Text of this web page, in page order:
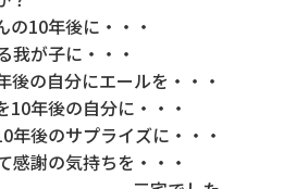
10年後に・・・
我が子に・・・
後の自分にエールを・・・
年後の自分に・・・
年後のサプライズに・・・
感謝の気持ちを・・・